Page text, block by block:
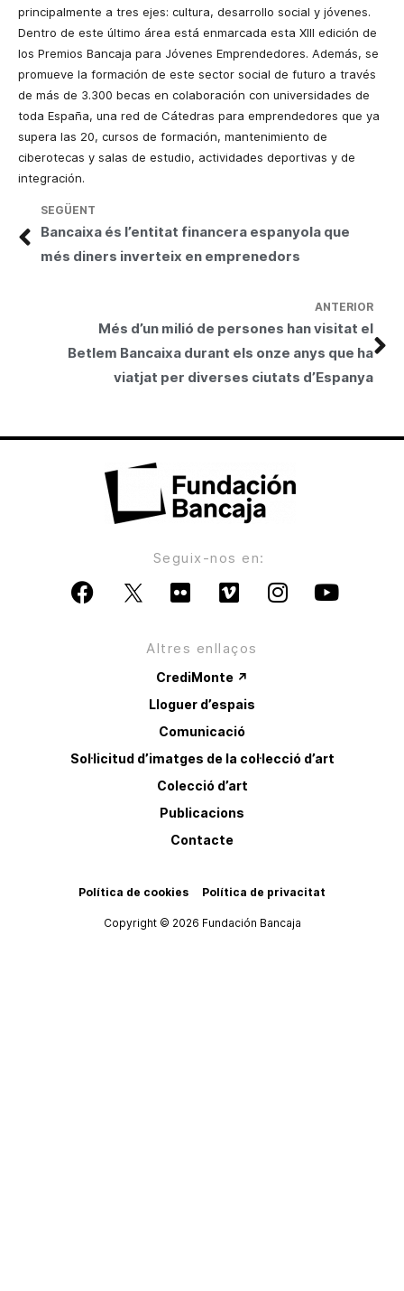
principalmente a tres ejes: cultura, desarrollo social y jóvenes.
Dentro de este último área está enmarcada esta XIII edición de
los Premios Bancaja para Jóvenes Emprendedores. Además, se
promueve la formación de este sector social de futuro a través
de más de 3.300 becas en colaboración con universidades de
toda España, una red de Cátedras para emprendedores que ya
supera las 20, cursos de formación, mantenimiento de
ciberotecas y salas de estudio, actividades deportivas y de
integración.
ANTERIOR
Més d’un milió de persones han visitat el
Betlem Bancaixa durant els onze anys que ha
viatjat per diverses ciutats d’Espanya
SEGÜENT
Bancaixa és l’entitat financera espanyola que
més diners inverteix en emprenedors
Seguix-nos en:
Altres enllaços
CrediMonte ↗
Lloguer d’espais
Comunicació
Sol·licitud d’imatges de la col·lecció d’art
Colecció d’art
Publicacions
Contacte
Política de cookies Política de privacitat
Copyright © 2026 Fundación Bancaja